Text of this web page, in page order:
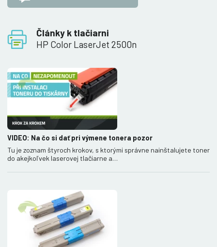
Články k tlačiarni
HP Color LaserJet 2500n
VIDEO: Na čo si dať pri výmene tonera pozor
Tu je zoznam štyroch krokov, s ktorými správne nainštalujete toner
do akejkoľvek laserovej tlačiarne a…